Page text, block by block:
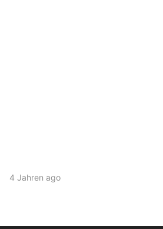
4 Jahren ago